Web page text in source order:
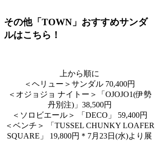
その他「TOWN」おすすめサンダ
ルはこちら！
上から順に
＜ヘリュー＞サンダル 70,400円
＜オジョジョ ナイトー＞「OJOJO1(伊勢
丹別注)」38,500円
＜ソロビエール＞ 「DECO」 59,400円
＜ベンチ＞ 「TUSSEL CHUNKY LOAFER
SQUARE」 19,800円＊7月23日(水)より展